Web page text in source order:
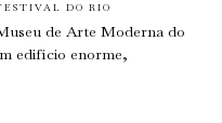
DO RIO
de Arte Moderna do
edifício enorme,